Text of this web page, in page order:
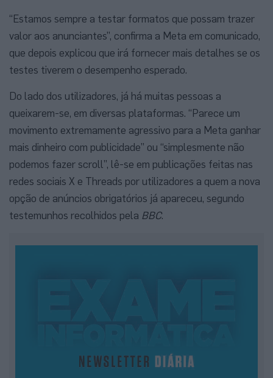
“Estamos sempre a testar formatos que possam trazer
valor aos anunciantes”, confirma a Meta em comunicado,
que depois explicou que irá fornecer mais detalhes se os
testes tiverem o desempenho esperado.
Do lado dos utilizadores, já há muitas pessoas a
queixarem-se, em diversas plataformas. “Parece um
movimento extremamente agressivo para a Meta ganhar
mais dinheiro com publicidade” ou “simplesmente não
podemos fazer scroll”, lê-se em publicações feitas nas
redes sociais X e Threads por utilizadores a quem a nova
opção de anúncios obrigatórios já apareceu, segundo
testemunhos recolhidos pela BBC.